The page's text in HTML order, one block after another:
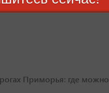
Приморья: где можно